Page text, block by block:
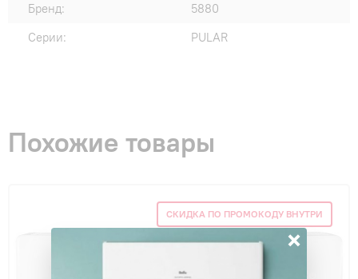
Бренд:
5880
Серии:
PULAR
Похожие товары
СКИДКА ПО ПРОМОКОДУ ВНУТРИ
×